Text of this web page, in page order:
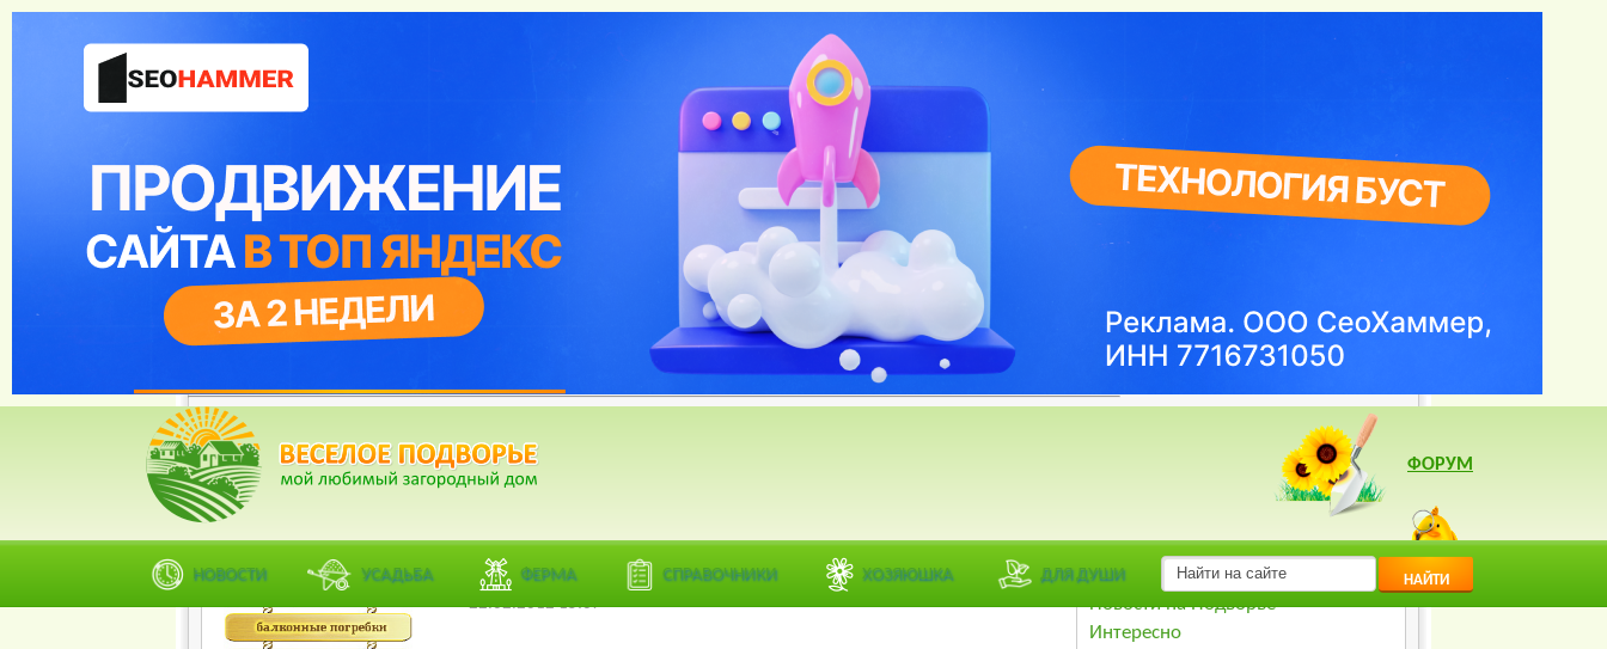
ФОРУМ
НОВОСТИ УСАДЬБА ФЕРМА СПРАВОЧНИКИ ХОЗЯЮШКА ДЛЯ ДУШИ НАЙТИ
Садовые деревья=> Дикие, но такие полезные яблони
*Главная
Дикие, но такие полезные яблони
Худший
Лучший
Сад- Деревья
22.02.2012 15:07
Изба- читальня
Главная
Новости на Подворье
Интересно